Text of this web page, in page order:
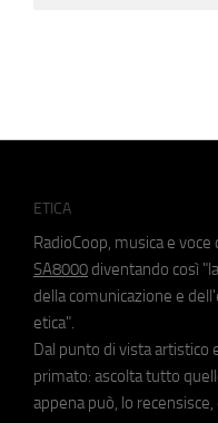
ETICA
RadioCoop, musica e
SA8000 diventando così
della comunicazione e
etica".
Dal punto di vista artistico
primato: ascolta tutto
appena può, lo